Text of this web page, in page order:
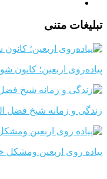
تبلیغات متنی
پیاده‌روی اربعین؛ کانون
زندگی و زمانه شیخ فضل
پیاده روی اربعین ومشکل